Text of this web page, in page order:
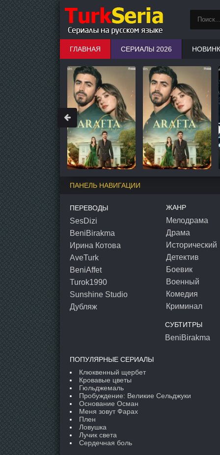
ПАНЕЛЬ НАВИГАЦИИ
ПЕРЕВОДЫ
SesDizi
BeniBirakma
Ирина Котова
AveTurk
BeniAffet
Turok1990
Sunshine Studio
Дубляж
ЖАНР
Мелодрама
Драма
Исторический
Детектив
Боевик
Военный
Комедия
Криминал
СУБТИТРЫ
BeniBirakma
ПОПУЛЯРНЫЕ СЕРИАЛЫ
Клюквенный щербет
Кровавые цветы
Гюльджемаль
Пробуждение: Великие Сельджуки
Основание Осман
Меня зовут Фарах
Плен
Ловушка
Лучик света
Сердечная боль
ГЛАВНАЯ СЕРИАЛЫ 2026